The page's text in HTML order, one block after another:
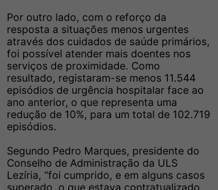
Por outro lado, com o reforço da
resposta a situações menos urgentes
através dos cuidados de saúde primários,
foi possível atender mais doentes nos
serviços de proximidade. Como
resultado, registaram-se menos 11.544
episódios de urgência hospitalar face ao
ano anterior, o que representa uma
redução de 10%, para um total de 102.719
episódios.
Segundo Pedro Marques, presidente do
Conselho de Administração da ULS
Lezíria, “foi cumprido, e em alguns casos
superado, o que estava contratualizado